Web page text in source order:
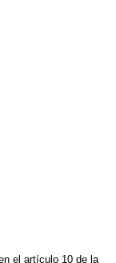
el artículo 10 de la